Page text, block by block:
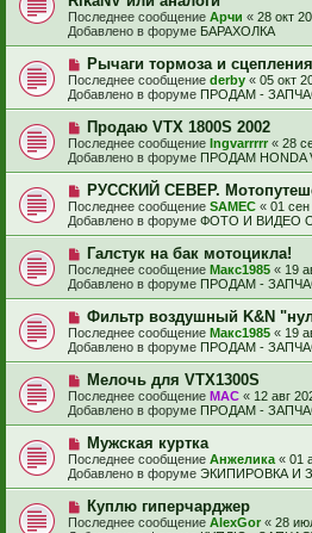
н
и
е
о
б
щ
е
н
и
е
в
о
е
с
о
б
щ
е
н
и
е
Последнее сообщение Арчи « 28 окт
Добавлено в форуме БАРАХОЛКА
Н
о
в
о
е
с
о
о
б
щ
е
н
и
е
Рычаги тормоза и
Последнее сообщение derby « 05 окт
Добавлено в форуме ПРОДАМ -
Н
о
в
о
е
с
о
о
б
щ
е
н
и
е
Продаю VTX 1800S 2002
Последнее сообщение Ingvarrrrr « 28
Добавлено в форуме ПРОДАМ HONDA
Н
о
в
о
е
с
о
о
б
щ
е
н
и
е
РУССКИЙ СЕВЕР.
Последнее сообщение SAMEC « 01
Добавлено в форуме ФОТО И ВИДЕО
Н
о
в
о
с
о
о
б
щ
е
н
и
е
Галстук на бак мотоцикла!
Последнее сообщение Макс1985 « 19
Добавлено в форуме ПРОДАМ -
Н
о
в
о
е
с
о
о
б
щ
е
н
и
е
Фильтр воздушный K&N
Последнее сообщение Макс1985 « 19
Добавлено в форуме ПРОДАМ -
Н
о
в
о
е
с
о
о
б
щ
е
Мелочь для VTX1300S
Последнее сообщение МАС « 12 авг
Добавлено в форуме ПРОДАМ -
Н
о
в
о
е
с
о
Мужская куртка
Последнее сообщение Анжелика « 01
Добавлено в форуме ЭКИПИРОВКА И
Н
о
Куплю гиперчарджер
Последнее сообщение AlexGor « 28